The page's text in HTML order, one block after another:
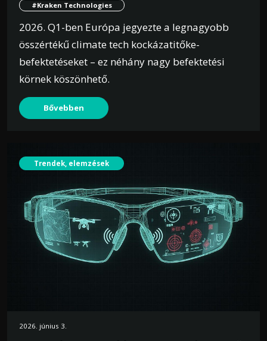
#Kraken Technologies
2026. Q1-ben Európa jegyezte a legnagyobb
összértékű climate tech kockázatitőke-
befektetéseket – ez néhány nagy befektetési
körnek köszönhető.
Bővebben
Trendek, elemzések
2026. június 3.